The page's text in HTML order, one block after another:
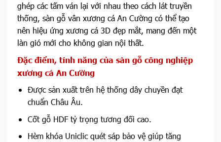
ghép các tấm ván lại với nhau theo cách lát truyền
thống, sàn gỗ vân xương cá An Cường có thể tạo
nên hiệu ứng xương cá 3D đẹp mắt, mang đến một
làn gió mới cho không gian nội thất.
Đặc điểm, tính năng của sàn gỗ công nghiệp
xương cá An Cường
Được sản xuất trên hệ thống dây chuyền đạt
chuẩn Châu Âu.
Cốt gỗ HDF tỷ trọng tương đối cao.
Hèm khóa Uniclic quét sáp bảo vệ giúp tăng